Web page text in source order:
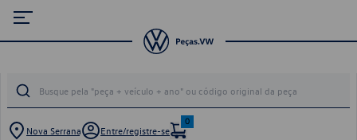
Nova Serrana Entre/registre-se
0